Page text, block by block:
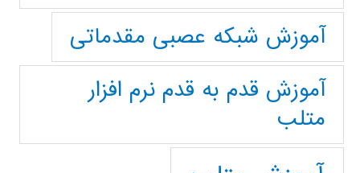
آموزش شبکه عصبی مقدماتی
آموزش قدم به قدم نرم افزار
متلب